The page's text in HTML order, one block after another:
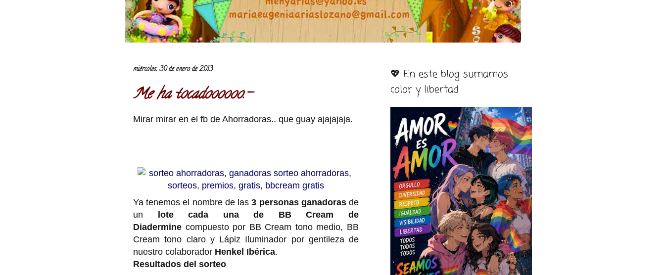
miércoles, 30 de enero de 2013
Me ha tocadoooooo.-
Mirar mirar en el fb de Ahorradoras.. que guay ajajajaja.
Ya tenemos el nombre de las3 personas ganadorasde
un lote cada una de BB Cream de
Diadermine compuesto por BB Cream tono medio, BB
Cream tono claro y Lápiz Iluminador por gentileza de
nuestro colaborador Henkel Ibérica.
Resultados del sorteo
💖 En este blog sumamos
color y libertad